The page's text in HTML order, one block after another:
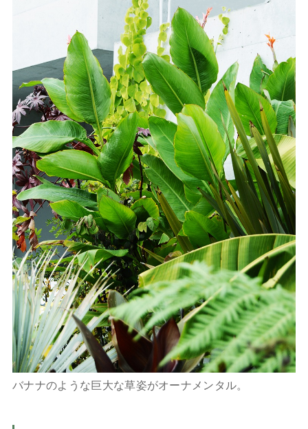
バナナのような巨大な草姿がオーナメンタル。